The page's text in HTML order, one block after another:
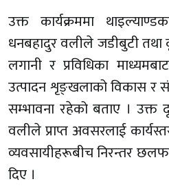
उक्त कार्यक्रममा
धनबहादुर वलीले जडीबुटी तथा
लगानी र प्रविधिका
उत्पादन शृङ्खलाको विकास र
सम्भावना रहेको बताए । उक्त
वलीले प्राप्त अवसरलाई
व्यवसायीहरूबीच निरन्तर
दिए ।